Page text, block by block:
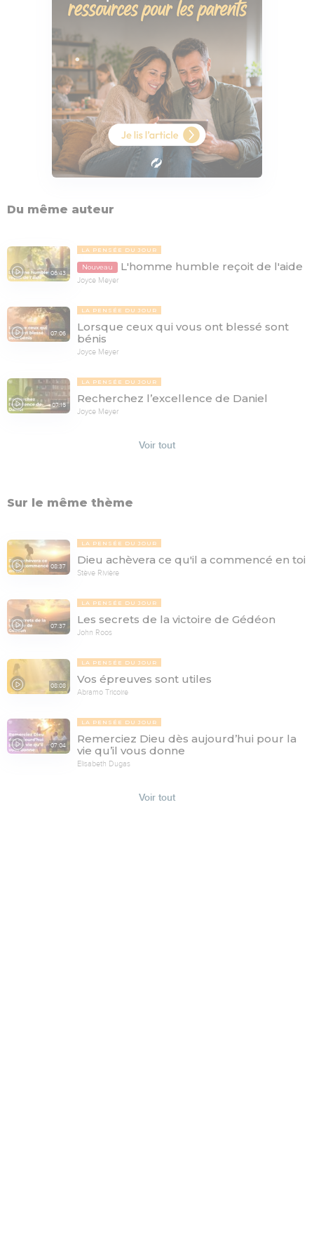
Du même auteur
06:43
LA PENSÉE DU JOUR
Nouveau L'homme humble reçoit de l'aide
Joyce Meyer
07:06
LA PENSÉE DU JOUR
Lorsque ceux qui vous ont blessé sont
bénis
Joyce Meyer
07:15
LA PENSÉE DU JOUR
Recherchez l’excellence de Daniel
Joyce Meyer
Voir tout
Sur le même thème
08:37
LA PENSÉE DU JOUR
Dieu achèvera ce qu'il a commencé en toi
Stève Rivière
07:37
LA PENSÉE DU JOUR
Les secrets de la victoire de Gédéon
John Roos
08:08
LA PENSÉE DU JOUR
Vos épreuves sont utiles
Abramo Tricoire
07:04
LA PENSÉE DU JOUR
Remerciez Dieu dès aujourd’hui pour la
vie qu’il vous donne
Elisabeth Dugas
Voir tout